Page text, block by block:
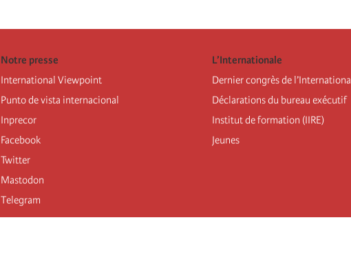
Notre presse
International Viewpoint
Punto de vista internacional
Inprecor
Facebook
Twitter
Mastodon
Telegram
L’Internationale
Dernier congrès de
Déclarations du bureau exécutif
Institut de formation (IIRE)
Jeunes